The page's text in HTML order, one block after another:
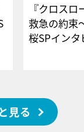
『クロス
救急の約束
桜SPイ
見る